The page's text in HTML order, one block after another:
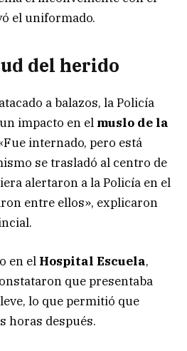
el uniformado.
del herido
a balazos, la Policía
impacto en el muslo de la
internado, pero está
se trasladó al centro de
alertaron a la Policía en el
entre ellos», explicaron
en el Hospital Escuela,
que presentaba
lo que permitió que
horas después.